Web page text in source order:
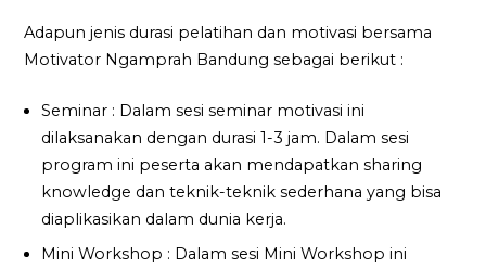
Adapun jenis durasi pelatihan dan motivasi bersama
Motivator Ngamprah Bandung sebagai berikut :
Seminar : Dalam sesi seminar motivasi ini
dilaksanakan dengan durasi 1-3 jam. Dalam sesi
program ini peserta akan mendapatkan sharing
knowledge dan teknik-teknik sederhana yang bisa
diaplikasikan dalam dunia kerja.
Mini Workshop : Dalam sesi Mini Workshop ini